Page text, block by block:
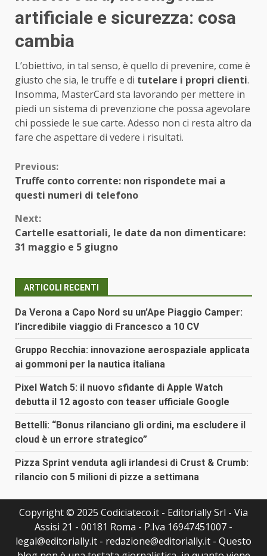
artificiale e sicurezza: cosa
cambia
L’obiettivo, in tal senso, è quello di prevenire, come è
giusto che sia, le truffe e di tutelare i propri clienti.
Insomma, MasterCard sta lavorando per mettere in
piedi un sistema di prevenzione che possa agevolare
chi possiede le sue carte. Adesso non ci resta altro da
fare che aspettare di vedere i risultati.
Continue
Reading
Previous:
Truffe conto corrente: non rispondete mai a
questi numeri di telefono
Next:
Cartelle esattoriali, le date da non dimenticare:
31 maggio e 5 giugno
ARTICOLI RECENTI
Da Verona a Capo Nord su un’Ape Piaggio Camper:
l’incredibile viaggio di Francesco a 10 CV
Gruppo Recchia: innovazione aerospaziale applicata
ai gommoni per la nautica italiana
Pixel Watch 5: il nuovo sfidante di Apple Watch
debutta il 12 agosto con teaser ufficiale Google
Bettelli: “Bonus rilanciano gli ordini, ma escludere il
cloud è un errore strategico”
Pizza Sprint venduta agli irlandesi di Crust & Crumb:
rilancio con 5 milioni di pizze a settimana
Copyright © 2025 Codiciateco.it - Editorially Srl - Via
Assisi 21 - 00181 Roma - P.Iva 16947451007 -
legal@editorially.it - redazione@editorially.it - Questo